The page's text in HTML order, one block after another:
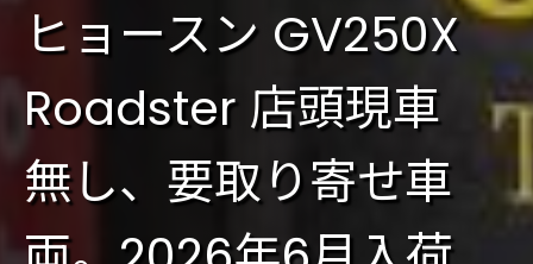
ヒョースン GV250X
Roadster 店頭現車
無し、要取り寄せ車